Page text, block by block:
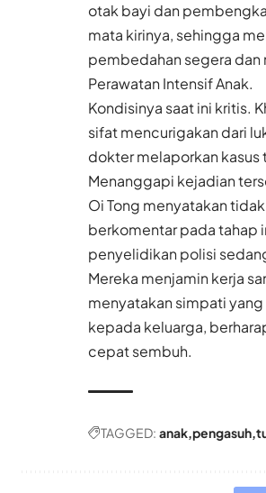
otak bayi dan
mata kirinya, sehingga
pembedahan segera dan
Perawatan Intensif Anak.
Kondisinya saat ini kritis.
sifat mencurigakan dari
dokter melaporkan kasus
Menanggapi kejadian
Oi Tong menyatakan
berkomentar pada tahap
penyelidikan polisi
Mereka menjamin kerja
menyatakan simpati
kepada keluarga,
cepat sembuh.
TAGGED: anak pengasuh